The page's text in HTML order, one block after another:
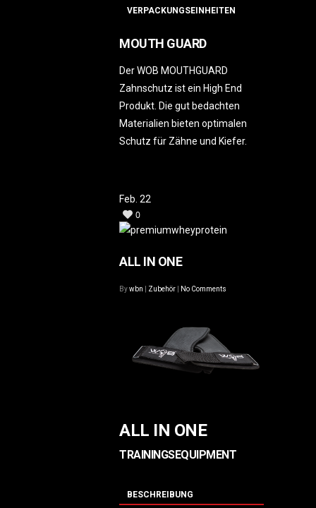
VERPACKUNGSEINHEITEN
MOUTH GUARD
Der WOB MOUTHGUARD
Zahnschutz ist ein High End
Produkt. Die gut bedachten
Materialien bieten optimalen
Schutz für Zähne und Kiefer.
Feb. 22
0
ALL IN ONE
Bywbn Zubehör No Comments
ALL IN ONE
TRAININGSEQUIPMENT
BESCHREIBUNG